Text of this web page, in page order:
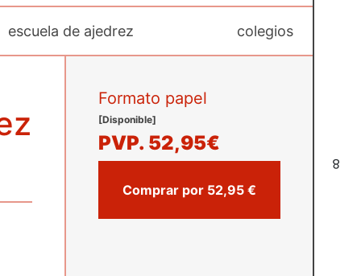
8
escuela de ajedrez colegios
Formato papel
[Disponible]
PVP. 52,95€
Comprar por 52,95 €